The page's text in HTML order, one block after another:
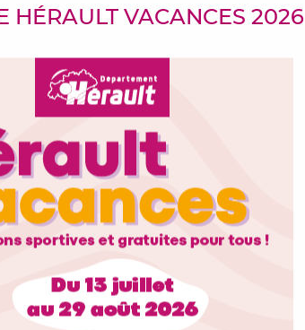
HÉRAULT VACANCES 2026
d'Athlétisme de